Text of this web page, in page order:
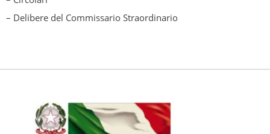
– Delibere del Commissario Straordinario